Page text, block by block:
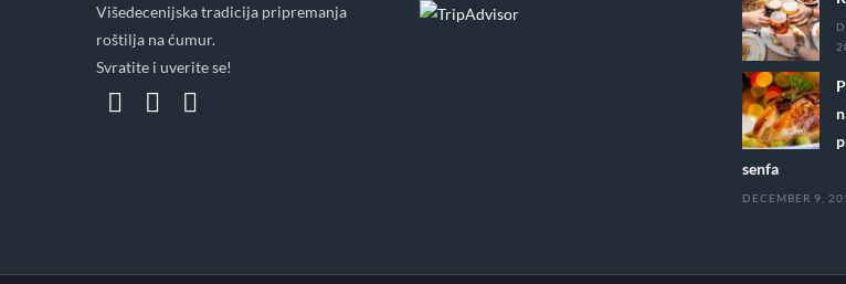
Višedecenijska tradicija pripremanja
roštilja na ćumur.
Svratite i uverite se!
senfa
DECEMBER 9,